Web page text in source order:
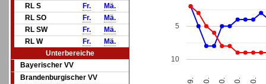
RL S
Fr.
Mä.
RL SO
Fr.
Mä.
RL SW
Fr.
Mä.
RL W
Fr.
Mä.
Unterbereiche
Bayerischer VV
Brandenburgischer VV
5
10